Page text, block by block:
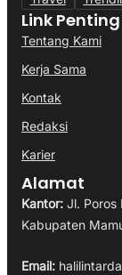
Link Penting
Tentang Kami
Kerja Sama
Kontak
Redaksi
Karier
Alamat
Kantor: Jl. Poros
Kabupaten
Email: